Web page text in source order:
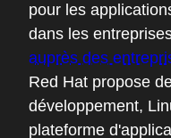
pour les
dans les
auprès des
Red Hat propose
développement,
plateforme